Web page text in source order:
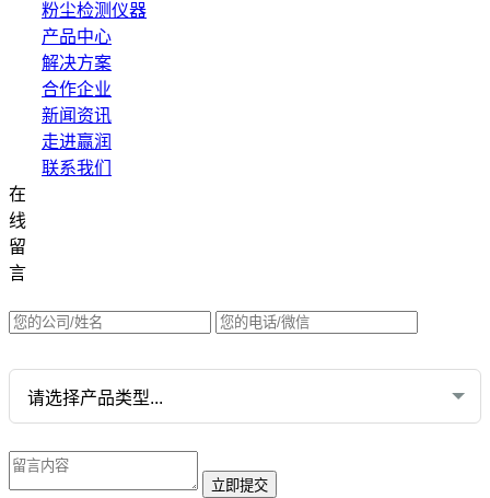
粉尘检测仪器
产品中心
解决方案
合作企业
新闻资讯
走进赢润
联系我们
在
线
留
言